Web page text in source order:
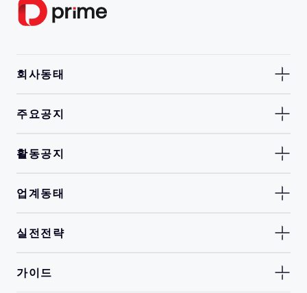
회사동태
주요공지
활동공지
업계동태
실전전략
가이드